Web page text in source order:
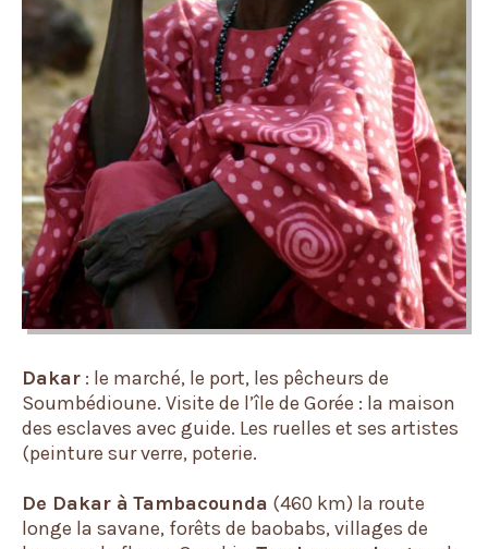
Dakar : le marché, le port, les pêcheurs de
Soumbédioune. Visite de l’île de Gorée : la maison
des esclaves avec guide. Les ruelles et ses artistes
(peinture sur verre, poterie.
De Dakar à Tambacounda (460 km) la route
longe la savane, forêts de baobabs, villages de